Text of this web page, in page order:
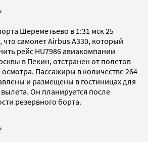
Шереметьево в 1:31 мск 25
что самолет Airbus A330, который
рейс HU7986 авиакомпании
в Пекин, отстранен от полетов
осмотра. Пассажиры в количестве 264
и размещены в гостиницах для
Он планируется после
резервного борта.